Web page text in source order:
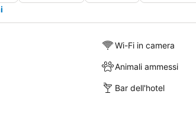
Wi-Fi in camera
Animali ammessi
Bar dell'hotel